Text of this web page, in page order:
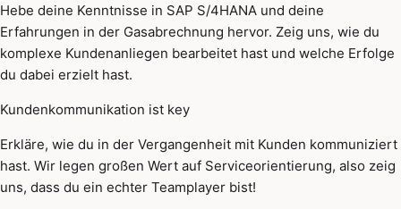
Hebe deine Kenntnisse in SAP S/4HANA und deine
Erfahrungen in der Gasabrechnung hervor. Zeig uns, wie du
komplexe Kundenanliegen bearbeitet hast und welche Erfolge
du dabei erzielt hast.
Kundenkommunikation ist key
Erkläre, wie du in der Vergangenheit mit Kunden kommuniziert
hast. Wir legen großen Wert auf Serviceorientierung, also zeig
uns, dass du ein echter Teamplayer bist!